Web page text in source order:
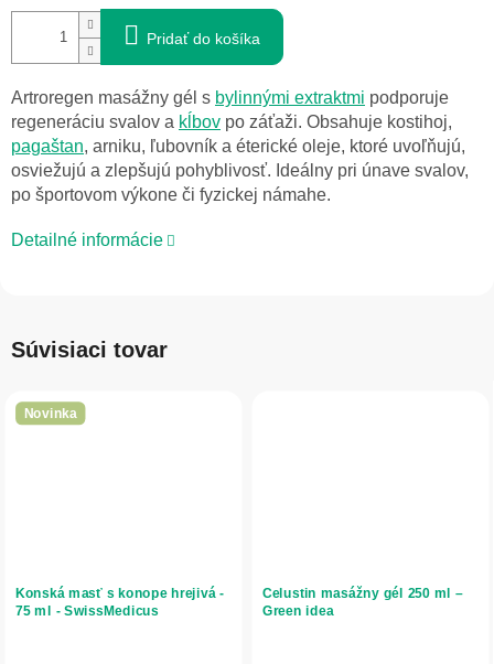
Pridať do košíka
Artroregen masážny gél s bylinnými extraktmi podporuje
regeneráciu svalov a kĺbov po záťaži. Obsahuje kostihoj,
pagaštan, arniku, ľubovník a éterické oleje, ktoré uvoľňujú,
osviežujú a zlepšujú pohyblivosť. Ideálny pri únave svalov,
po športovom výkone či fyzickej námahe.
Detailné informácie
Súvisiaci tovar
Novinka
Konská masť s konope hrejivá -
75 ml - SwissMedicus
Celustin masážny gél 250 ml –
Green idea